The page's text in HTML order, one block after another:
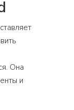
Она
и